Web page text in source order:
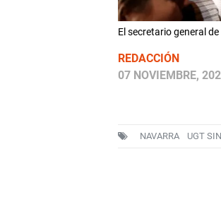
El secretario general
REDACCIÓN
07 NOVIEMBRE,
NAVARRA UGT